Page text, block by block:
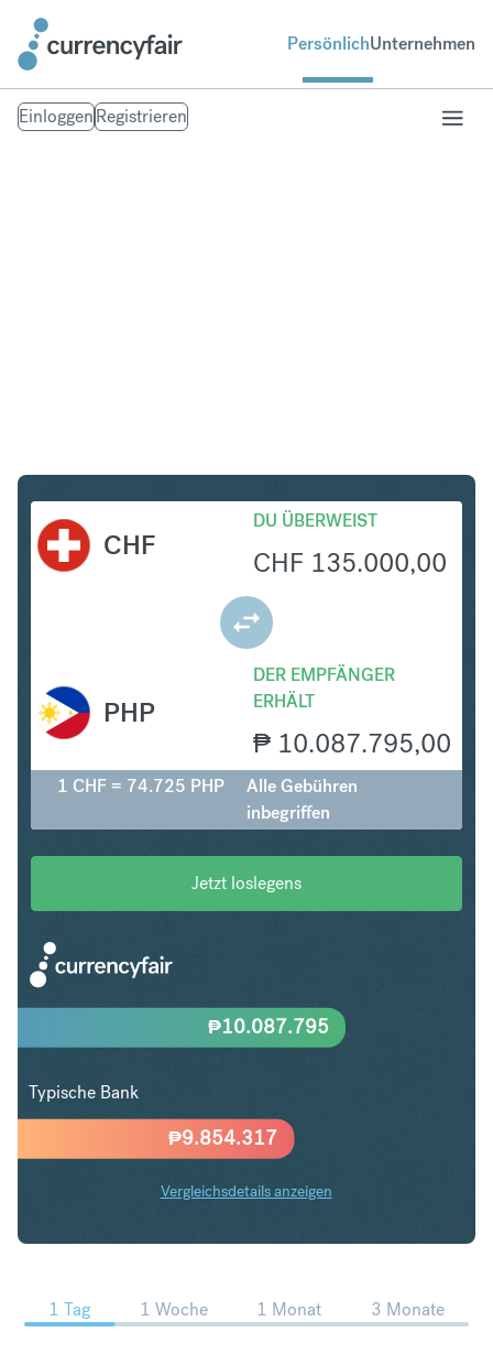
PersönlichUnternehmen
EinloggenRegistrieren
CHF
DU ÜBERWEIST
CHF 135.000,00
DER EMPFÄNGER
ERHÄLT
₱ 10.087.795,00
PHP
1 CHF = 74.725 PHP
Alle Gebühren
inbegriffen
Jetzt loslegens
₱9.854.317
₱10.087.795
Typische Bank
Vergleichsdetails anzeigen
CHF in PHP Trends
1 Tag 1 Woche 1 Monat 3 Monate